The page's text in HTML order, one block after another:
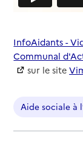
InfoAidants -
Communal
sur le site
Aide sociale à